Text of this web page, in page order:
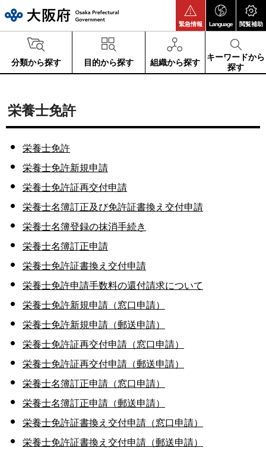
緊急情報 Language 閲覧補助
分類から探す 目的から探す 組織から探す
キーワードから
探す
栄養士免許
栄養士免許
栄養士免許新規申請
栄養士免許証再交付申請
栄養士名簿訂正及び免許証書換え交付申請
栄養士名簿登録の抹消手続き
栄養士名簿訂正申請
栄養士免許証書換え交付申請
栄養士免許申請手数料の還付請求について
栄養士免許新規申請（窓口申請）
栄養士免許新規申請（郵送申請）
栄養士免許証再交付申請（窓口申請）
栄養士免許証再交付申請（郵送申請）
栄養士名簿訂正申請（窓口申請）
栄養士名簿訂正申請（郵送申請）
栄養士免許証書換え交付申請（窓口申請）
栄養士免許証書換え交付申請（郵送申請）